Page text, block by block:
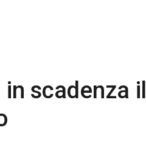
in scadenza il